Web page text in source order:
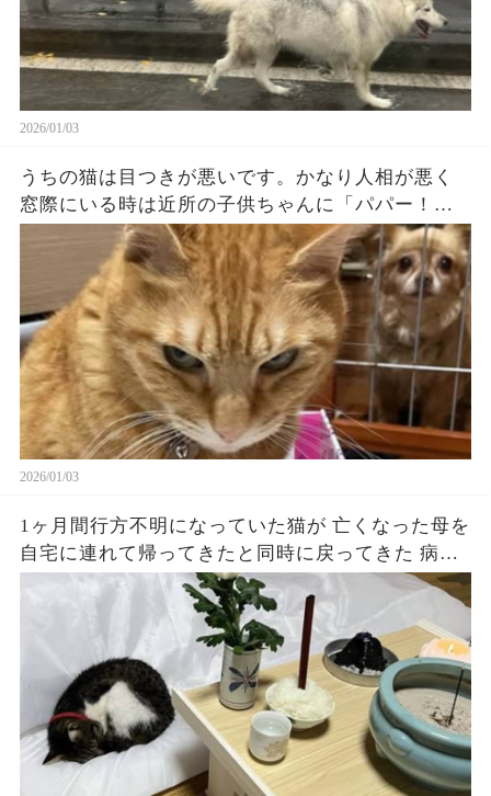
2026/01/03
うちの猫は目つきが悪いです。かなり人相が悪く
窓際にいる時は近所の子供ちゃんに「パパー！こ
の猫怒ってるよー！！」と叫ばれたりするぐらい
には顔がブチギレです。 なので初見で かわいい
ね！と言われたことがありません…...（続）
2026/01/03
1ヶ月間行方不明になっていた猫が 亡くなった母を
自宅に連れて帰ってきたと同時に戻ってきた 病と
闘った母と同じでガリガリに痩せていて 母を家に
寝かせている間ずっと側に寄り添ってくれてた…